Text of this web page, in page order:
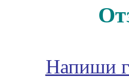
Напиши